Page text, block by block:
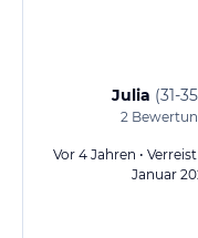
Julia (31-35
2
Vor 4 Jahren •
Januar